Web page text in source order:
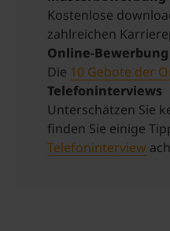
Kostenlose
zahlreichen
Online-Bewerbung
Die 10 Gebote der
Telefoninterviews
Unterschätzen Sie
finden Sie einige
Telefoninterview